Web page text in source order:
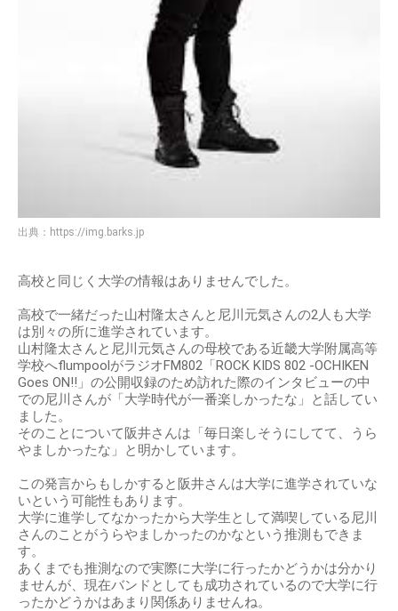
出典： https://img.barks.jp
高校と同じく大学の情報はありませんでした。
高校で一緒だった山村隆太さんと尼川元気さんの2人も大学
は別々の所に進学されています。
山村隆太さんと尼川元気さんの母校である近畿大学附属高等
学校へflumpoolがラジオFM802「ROCK KIDS 802 -OCHIKEN
Goes ON!!」の公開収録のため訪れた際のインタビューの中
での尼川さんが「大学時代が一番楽しかったな」と話してい
ました。
そのことについて阪井さんは「毎日楽しそうにしてて、うら
やましかったな」と明かしています。
この発言からもしかすると阪井さんは大学に進学されていな
いという可能性もあります。
大学に進学してなかったから大学生として満喫している尼川
さんのことがうらやましかったのかなという推測もできま
す。
あくまでも推測なので実際に大学に行ったかどうかは分かり
ませんが、現在バンドとしても成功されているので大学に行
ったかどうかはあまり関係ありませんね。